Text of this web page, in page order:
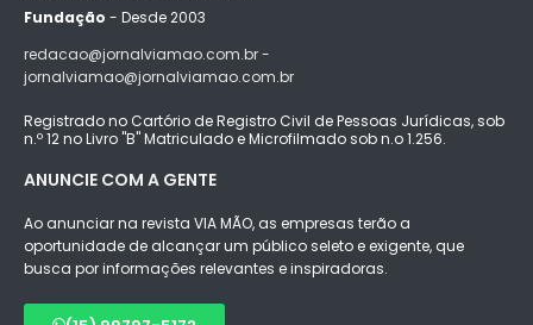
Fundação - Desde 2003
redacao@jornalviamao.com.br -
jornalviamao@jornalviamao.com.br
Registrado no Cartório de Registro Civil de Pessoas Jurídicas, sob
n.º 12 no Livro "B" Matriculado e Microfilmado sob n.o 1.256.
ANUNCIE COM A GENTE
Ao anunciar na revista VIA MÃO, as empresas terão a
oportunidade de alcançar um público seleto e exigente, que
busca por informações relevantes e inspiradoras.